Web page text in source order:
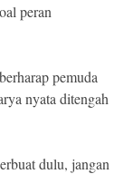
peran
pemuda
nyata ditengah
dulu, jangan